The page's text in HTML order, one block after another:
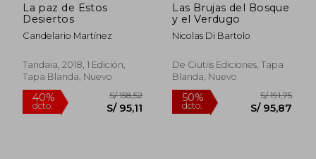
La paz de Estos
Desiertos
Candelario Martínez
Tandaia, 2018, 1 Edición,
Tapa Blanda, Nuevo
Las Brujas del Bosque
y el Verdugo
Nicolas Di Bartolo
De Ciutiis Ediciones, Tapa
Blanda, Nuevo